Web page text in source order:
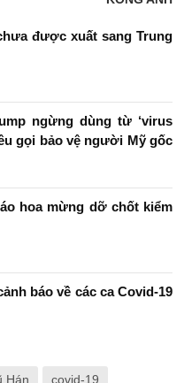
được xuất sang Trung
ngừng dùng từ ‘virus
gọi bảo vệ người Mỹ gốc
hoa mừng dỡ chốt kiểm
báo về các ca Covid-19
Hán covid-19